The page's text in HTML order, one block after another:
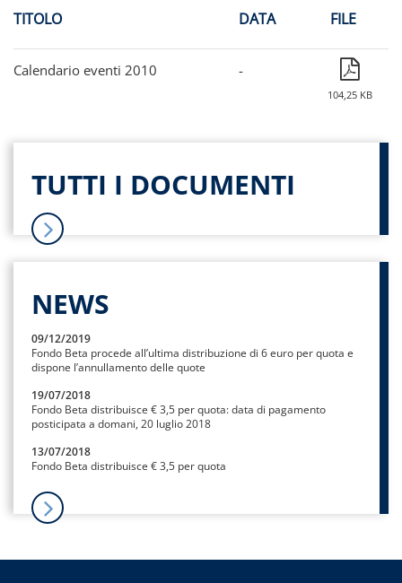
Archivio documenti
TITOLO DATA FILE
Calendario eventi 2010 -
104,25 KB
TUTTI I DOCUMENTI
NEWS
09/12/2019
Fondo Beta procede all’ultima distribuzione di 6 euro per quota e
dispone l’annullamento delle quote
19/07/2018
Fondo Beta distribuisce € 3,5 per quota: data di pagamento
posticipata a domani, 20 luglio 2018
13/07/2018
Fondo Beta distribuisce € 3,5 per quota